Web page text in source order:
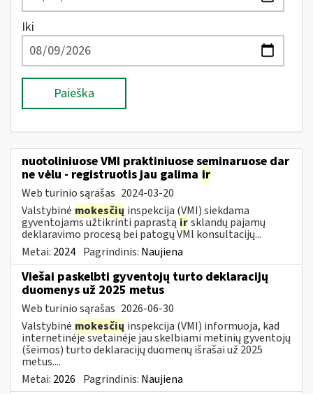
Iki
Paieška
nuotoliniuose VMI praktiniuose seminaruose dar
ne vėlu - registruotis jau galima ir
Web turinio sąrašas 2024-03-20
Valstybinė mokesčių inspekcija (VMI) siekdama
gyventojams užtikrinti paprastą irsklandų pajamų
deklaravimo procesą bei patogų VMI konsultacijų...
Metai: 2024 Pagrindinis: Naujiena
Viešai paskelbti gyventojų turto deklaracijų
duomenys už 2025 metus
Web turinio sąrašas 2026-06-30
Valstybinė mokesčių inspekcija (VMI) informuoja, kad
internetinėje svetainėje jau skelbiami metinių gyventojų
(šeimos) turto deklaracijų duomenų išrašai už 2025
metus....
Metai: 2026 Pagrindinis: Naujiena